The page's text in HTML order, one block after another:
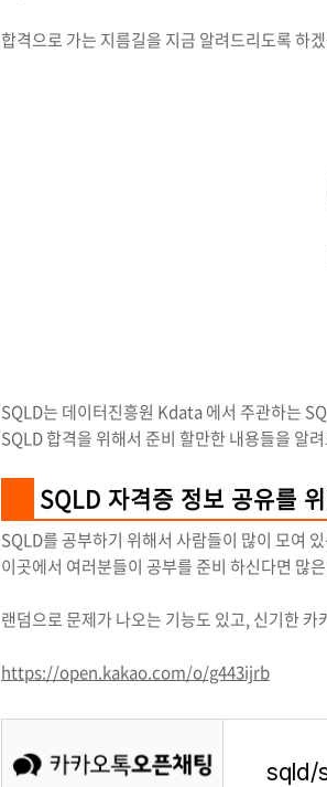
합격으로 가는 지름길을 지금 알려드리도록 하
SQLD는 데이터진흥원 Kdata 에서 주관하는
SQLD 합격을 위해서 준비 할만한 내용들을 알
SQLD 자격증 정보 공유를
SQLD를 공부하기 위해서 사람들이 많이 모여
이곳에서 여러분들이 공부를 준비 하신다면 많
랜덤으로 문제가 나오는 기능도 있고, 신기한
https://open.kakao.com/o/g443ijrb
sqld/